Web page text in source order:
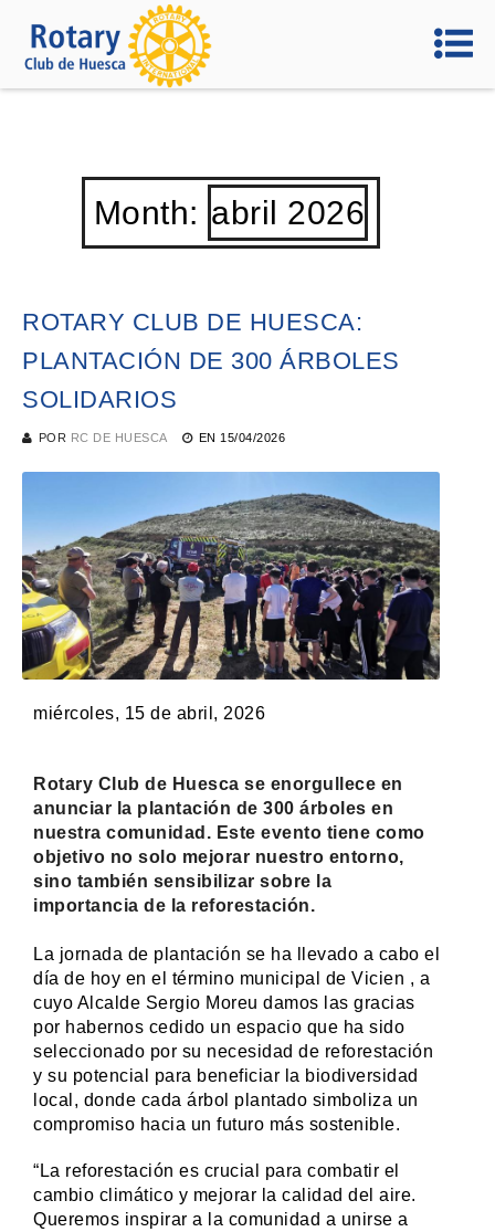
Month: abril 2026
ROTARY CLUB DE HUESCA:
PLANTACIÓN DE 300 ÁRBOLES
SOLIDARIOS
POR RC DE HUESCA EN 15/04/2026
miércoles, 15 de abril, 2026
Rotary Club de Huesca se enorgullece en
anunciar la plantación de 300 árboles en
nuestra comunidad. Este evento tiene como
objetivo no solo mejorar nuestro entorno,
sino también sensibilizar sobre la
importancia de la reforestación.
La jornada de plantación se ha llevado a cabo el
día de hoy en el término municipal de Vicien , a
cuyo Alcalde Sergio Moreu damos las gracias
por habernos cedido un espacio que ha sido
seleccionado por su necesidad de reforestación
y su potencial para beneficiar la biodiversidad
local, donde cada árbol plantado simboliza un
compromiso hacia un futuro más sostenible.
“La reforestación es crucial para combatir el
cambio climático y mejorar la calidad del aire.
Queremos inspirar a la comunidad a unirse a